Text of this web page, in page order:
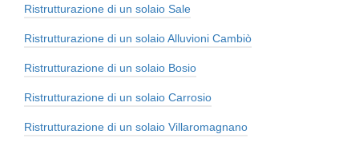
Ristrutturazione di un solaio Sale
Ristrutturazione di un solaio Alluvioni Cambiò
Ristrutturazione di un solaio Bosio
Ristrutturazione di un solaio Carrosio
Ristrutturazione di un solaio Villaromagnano